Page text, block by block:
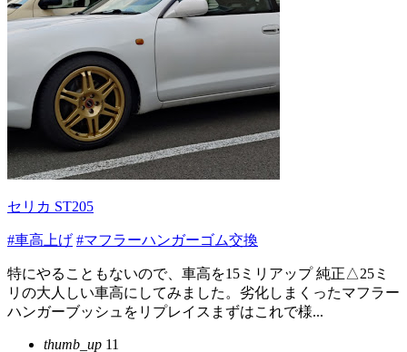
セリカ ST205
#車高上げ #マフラーハンガーゴム交換
特にやることもないので、車高を15ミリアップ 純正△25ミ
リの大人しい車高にしてみました。劣化しまくったマフラー
ハンガーブッシュをリプレイスまずはこれで様...
thumb_up 11